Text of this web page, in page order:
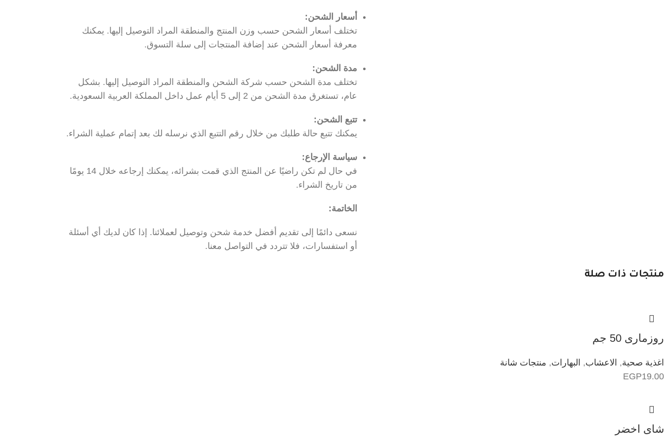
أسعار الشحن:
تختلف أسعار الشحن حسب وزن المنتج والمنطقة المراد التوصيل إليها. يمكنك
معرفة أسعار الشحن عند إضافة المنتجات إلى سلة التسوق.
مدة الشحن:
تختلف مدة الشحن حسب شركة الشحن والمنطقة المراد التوصيل إليها. بشكل
عام، تستغرق مدة الشحن من 2 إلى 5 أيام عمل داخل المملكة العربية السعودية.
تتبع الشحن:
يمكنك تتبع حالة طلبك من خلال رقم التتبع الذي نرسله لك بعد إتمام عملية الشراء.
سياسة الإرجاع:
في حال لم تكن راضيًا عن المنتج الذي قمت بشرائه، يمكنك إرجاعه خلال 14 يومًا
من تاريخ الشراء.
الخاتمة:
نسعى دائمًا إلى تقديم أفضل خدمة شحن وتوصيل لعملائنا. إذا كان لديك أي أسئلة
أو استفسارات، فلا تتردد في التواصل معنا.
منتجات ذات صلة
روزمارى 50 جم
اغذية صحية, الاعشاب, البهارات, منتجات شانة
EGP19.00
شاى اخضر